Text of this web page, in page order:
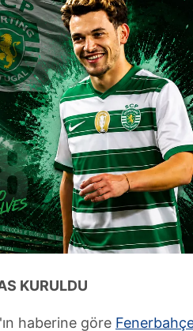
KURULDU
haberine göre